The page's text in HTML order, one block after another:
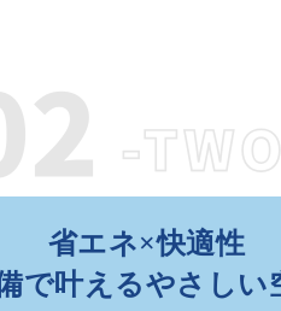
省エネ×快適性
で叶えるやさしい